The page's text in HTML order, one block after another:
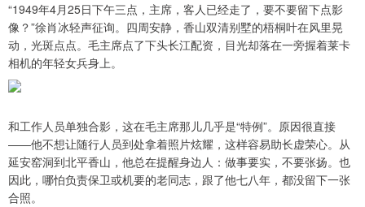
“1949年4月25日下午三点，主席，客人已经走了，要不要留下点影
像？”徐肖冰轻声征询。四周安静，香山双清别墅的梧桐叶在风里晃
动，光斑点点。毛主席点了下头长江配资，目光却落在一旁握着莱卡
相机的年轻女兵身上。
和工作人员单独合影，这在毛主席那儿几乎是“特例”。原因很直接
——他不想让随行人员到处拿着照片炫耀，这样容易助长虚荣心。从
延安窑洞到北平香山，他总在提醒身边人：做事要实，不要张扬。也
因此，哪怕负责保卫或机要的老同志，跟了他七八年，都没留下一张
合照。